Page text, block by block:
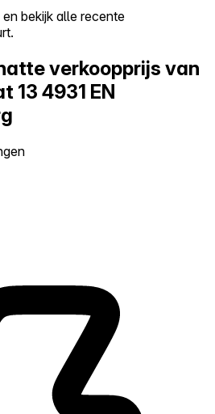
bekijk alle recente
verkoopprijs van
13 4931 EN